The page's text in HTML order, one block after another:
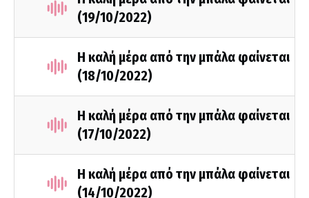
(19/10/2022)
Η καλή μέρα από την μπάλα φαίνεται
(18/10/2022)
Η καλή μέρα από την μπάλα φαίνεται
(17/10/2022)
Η καλή μέρα από την μπάλα φαίνεται
(14/10/2022)